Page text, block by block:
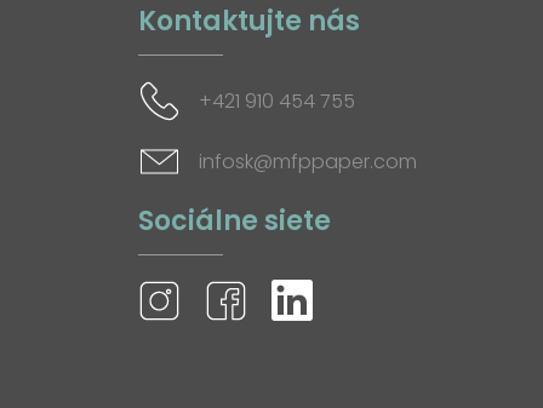
Kontaktujte nás
+421 910 454 755
infosk@mfppaper.com
Sociálne siete